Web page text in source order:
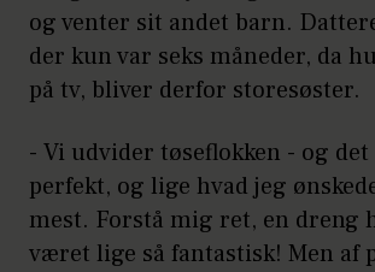
og venter sit andet barn.
der kun var seks måneder, da
på tv, bliver derfor storesøster.
- Vi udvider tøseflokken - og
perfekt, og lige hvad jeg
mest. Forstå mig ret, en dreng
været lige så fantastisk! Men af